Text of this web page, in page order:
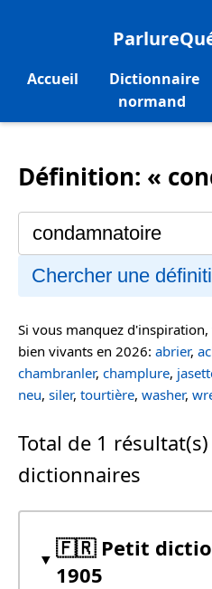
Accueil Dictionnaire
normand
Définition: «
Chercher une
Si vous manquez
bien vivants en 2026: abrier,
chambranler, champlure,
neu, siler, tourtière, washer,
Total de 1
dictionnaires
🇫🇷 Petit
1905